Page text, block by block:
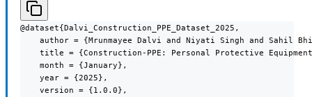
@dataset{Dalvi_Construction_PPE_Dataset_2025,
author = {Mrunmayee Dalvi and Niyati Singh and Sahil
title = {Construction-PPE: Personal Protective
    month = {January},
    year = {2025},
    version = {1.0.0},